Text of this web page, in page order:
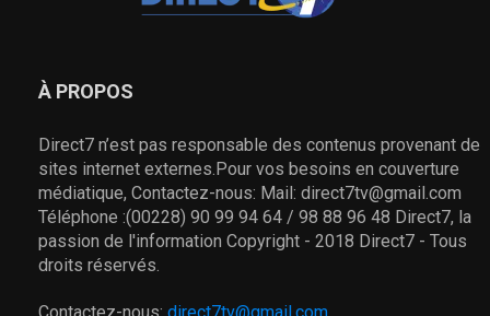
À PROPOS
Direct7 n’est pas responsable des contenus provenant de
sites internet externes.Pour vos besoins en couverture
médiatique, Contactez-nous: Mail: direct7tv@gmail.com
Téléphone :(00228) 90 99 94 64 / 98 88 96 48 Direct7, la
passion de l'information Copyright - 2018 Direct7 - Tous
droits réservés.